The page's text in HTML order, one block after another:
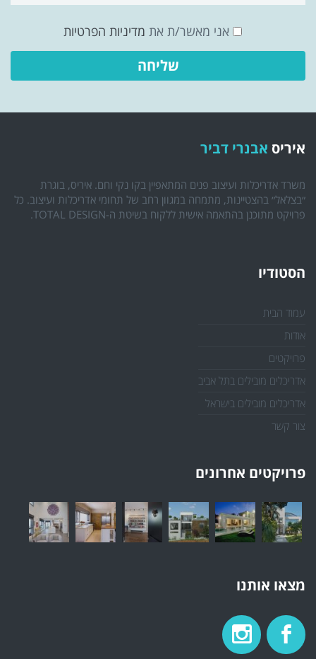
אני מאשר/ת את מדיניות הפרטיות
איריס אבנרי דביר
משרד אדריכלות ועיצוב פנים המתאפיין בקו נקי וחם. איריס, בוגרת
״בצלאל״ בהצטיינות, מתמחה במגוון רחב של תחומי אדריכלות ועיצוב. כל
פרויקט מתוכנן בהתאמה אישית ללקוח בשיטת ה-TOTAL DESIGN.
הסטודיו
עמוד הבית
אודות
פרויקטים
אדריכלים מובילים בתל אביב
אדריכלים מובילים בישראל
צור קשר
פרויקטים אחרונים
מצאו אותנו